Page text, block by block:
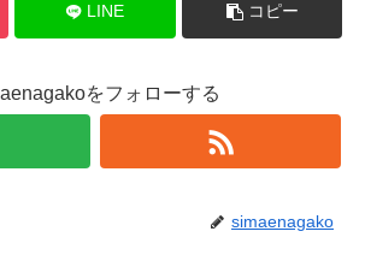
LINE コピー
をフォローする
simaenagako